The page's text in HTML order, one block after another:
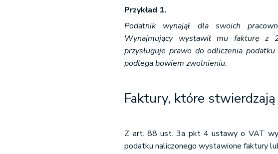
Przykład 1.
Podatnik wynajął dla swoich
Wynajmujący wystawił mu fakturę
przysługuje prawo do odliczenia
podlega bowiem zwolnieniu.
Faktury, które
Z art. 88 ust. 3a pkt 4 ustawy o VAT
podatku naliczonego wystawione faktury